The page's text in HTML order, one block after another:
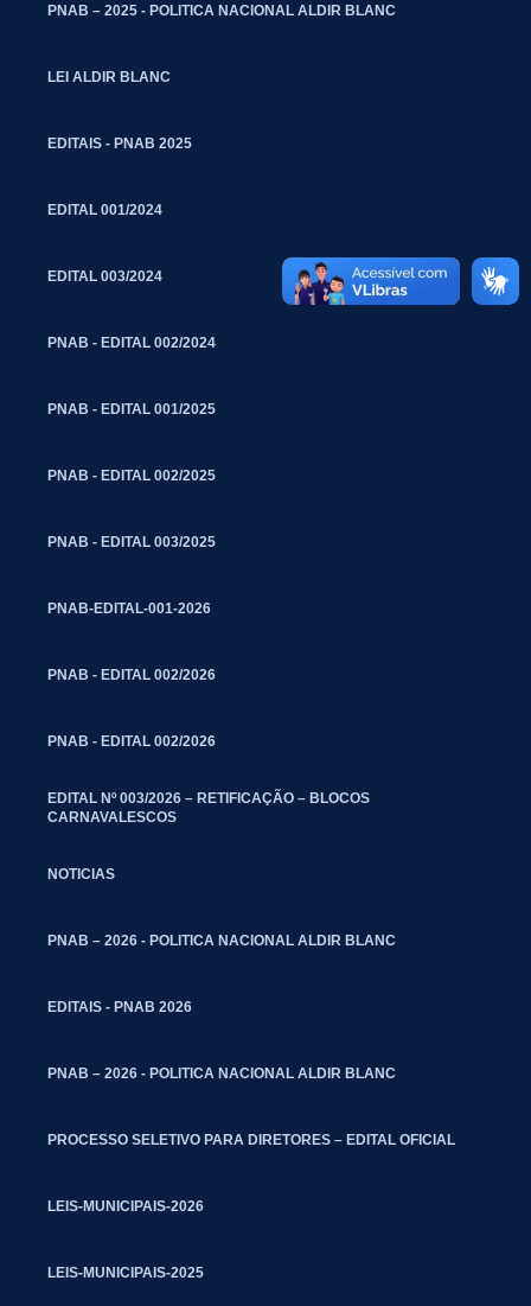
PNAB – 2025 - POLITICA NACIONAL ALDIR BLANC
LEI ALDIR BLANC
EDITAIS - PNAB 2025
EDITAL 001/2024
EDITAL 003/2024
PNAB - EDITAL 002/2024
PNAB - EDITAL 001/2025
PNAB - EDITAL 002/2025
PNAB - EDITAL 003/2025
PNAB-EDITAL-001-2026
PNAB - EDITAL 002/2026
PNAB - EDITAL 002/2026
EDITAL Nº 003/2026 – RETIFICAÇÃO – BLOCOS
CARNAVALESCOS
NOTICIAS
PNAB – 2026 - POLITICA NACIONAL ALDIR BLANC
EDITAIS - PNAB 2026
PNAB – 2026 - POLITICA NACIONAL ALDIR BLANC
PROCESSO SELETIVO PARA DIRETORES – EDITAL OFICIAL
LEIS-MUNICIPAIS-2026
LEIS-MUNICIPAIS-2025